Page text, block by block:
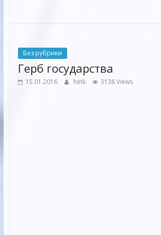
Без рубрики
Герб государства
15.01.2016 hetk 3138 Views